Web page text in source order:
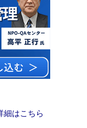
はこちら